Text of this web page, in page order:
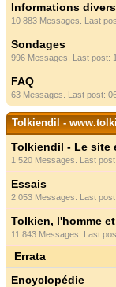
Informations
10 883 Messages. Last
Sondages
996 Messages. Last post:
FAQ
63 Messages. Last post:
Tolkiendil -
Tolkiendil - Le site
1 520 Messages. Last
Essais
2 053 Messages. Last
Tolkien, l'homme
11 843 Messages. Last
Errata
Encyclopédie